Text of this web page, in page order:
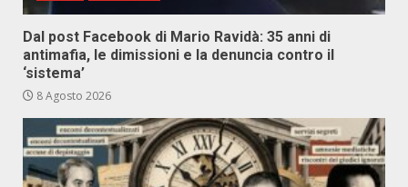
Dal post Facebook di Mario Ravidà: 35 anni di
antimafia, le dimissioni e la denuncia contro il
‘sistema’
8 Agosto 2026